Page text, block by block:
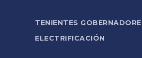
TENIENTES
ELECTRIFICACIÓN